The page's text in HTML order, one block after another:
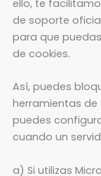
ello, te
de soporte
para que
de cookies.
Así, puedes
herramientas
puedes
cuando un
a) Si utilizas